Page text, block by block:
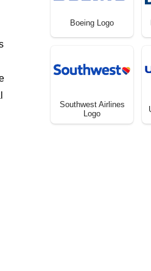
Boeing Logo
Southwest Airlines
Logo